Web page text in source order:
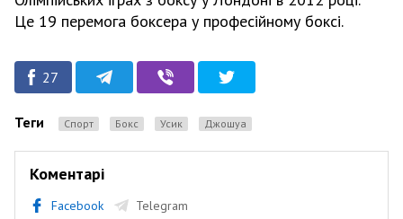
Це 19 перемога боксера у професійному боксі.
27
Теги Спорт бокс Усик Джошуа
Коментарі
Facebook Telegram